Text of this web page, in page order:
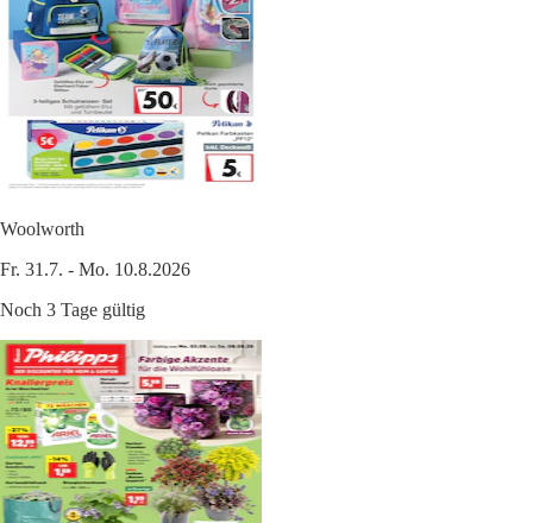
Woolworth
Fr. 31.7. - Mo. 10.8.2026
Noch 3 Tage gültig